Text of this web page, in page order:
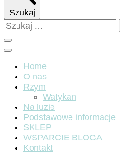
Szukaj
Szukaj:
Home
O nas
Rzym
Watykan
Na luzie
Podstawowe informacje
SKLEP
WSPARCIE BLOGA
Kontakt